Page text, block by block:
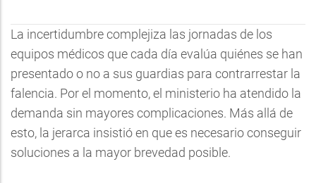
La incertidumbre complejiza las jornadas de los
equipos médicos que cada día evalúa quiénes se han
presentado o no a sus guardias para contrarrestar la
falencia. Por el momento, el ministerio ha atendido la
demanda sin mayores complicaciones. Más allá de
esto, la jerarca insistió en que es necesario conseguir
soluciones a la mayor brevedad posible.